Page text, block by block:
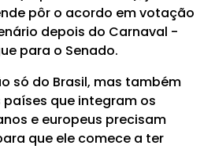
pôr o acordo em votação
depois do Carnaval -
para o Senado.
só do Brasil, mas também
que integram os
e europeus precisam
que ele comece a ter